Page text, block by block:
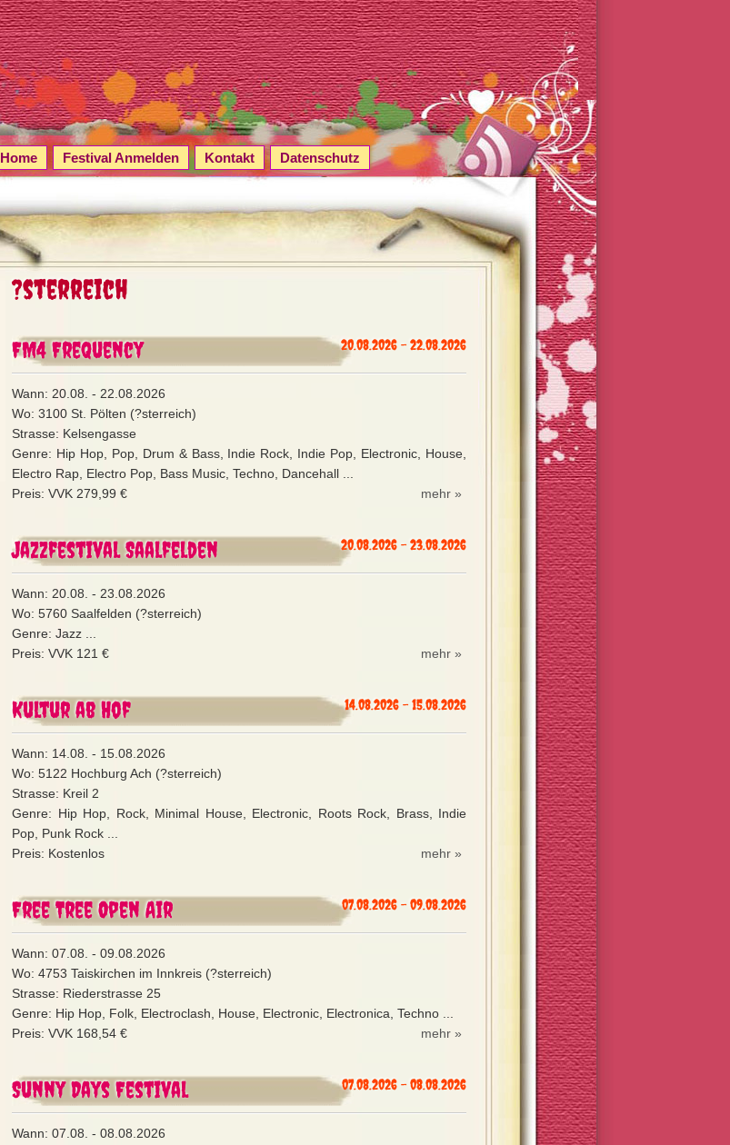
Home Festival Anmelden Kontakt Datenschutz
?sterreich
FM4 Frequency 20.08.2026 - 22.08.2026
Wann: 20.08. - 22.08.2026
Wo: 3100 St. Pölten (?sterreich)
Strasse: Kelsengasse
Genre: Hip Hop, Pop, Drum & Bass, Indie Rock, Indie Pop, Electronic, House,
Electro Rap, Electro Pop, Bass Music, Techno, Dancehall ...
Preis: VVK 279,99 €
mehr »
Jazzfestival Saalfelden 20.08.2026 - 23.08.2026
Wann: 20.08. - 23.08.2026
Wo: 5760 Saalfelden (?sterreich)
Genre: Jazz ...
Preis: VVK 121 €
mehr »
Kultur ab Hof 14.08.2026 - 15.08.2026
Wann: 14.08. - 15.08.2026
Wo: 5122 Hochburg Ach (?sterreich)
Strasse: Kreil 2
Genre: Hip Hop, Rock, Minimal House, Electronic, Roots Rock, Brass, Indie
Pop, Punk Rock ...
Preis: Kostenlos
mehr »
Free Tree Open Air 07.08.2026 - 09.08.2026
Wann: 07.08. - 09.08.2026
Wo: 4753 Taiskirchen im Innkreis (?sterreich)
Strasse: Riederstrasse 25
Genre: Hip Hop, Folk, Electroclash, House, Electronic, Electronica, Techno ...
Preis: VVK 168,54 €
mehr »
Sunny Days Festival 07.08.2026 - 08.08.2026
Wann: 07.08. - 08.08.2026